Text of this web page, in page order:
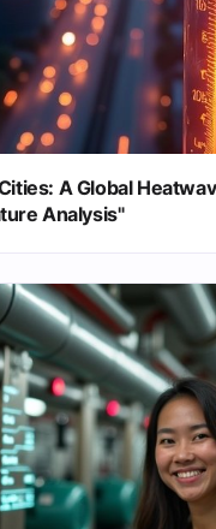
A Global
Analysis"